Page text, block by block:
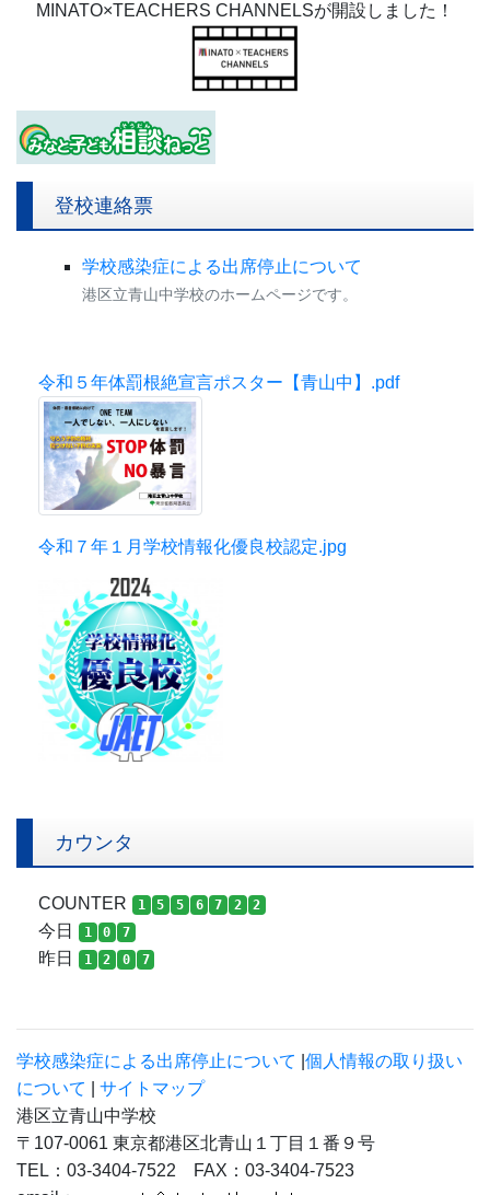
MINATO×TEACHERS CHANNELSが開設しました！
登校連絡票
学校感染症による出席停止について
港区立青山中学校のホームページです。
令和５年体罰根絶宣言ポスター【青山中】.pdf
令和７年１月学校情報化優良校認定.jpg
カウンタ
COUNTER 1 5 5 6 7 2 2
今日 1 0 7
昨日 1 2 0 7
学校感染症による出席停止について 個人情報の取り扱い
について
サイトマップ
港区立青山中学校
〒107-0061 東京都港区北青山１丁目１番９号
TEL：03-3404-7522 FAX：03-3404-7523